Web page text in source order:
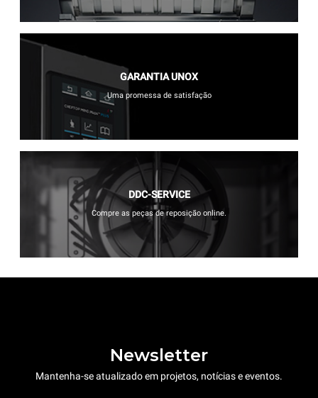
GARANTIA UNOX
Uma promessa de satisfação
DDC-SERVICE
Compre as peças de reposição online.
Newsletter
Mantenha-se atualizado em projetos, notícias e eventos.